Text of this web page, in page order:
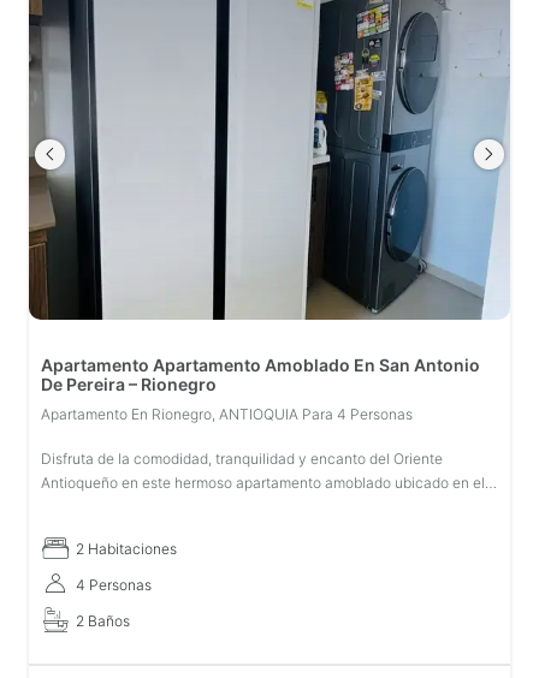
Apartamento Apartamento Amoblado En San Antonio
De Pereira – Rionegro
Apartamento En Rionegro, ANTIOQUIA Para 4 Personas
Disfruta de la comodidad, tranquilidad y encanto del Oriente
Antioqueño en este hermoso apartamento amoblado ubicado en el
2 Habitaciones
4 Personas
2 Baños